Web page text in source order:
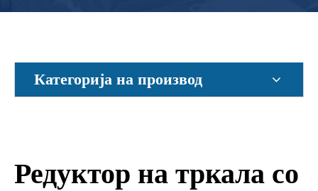
Категорија на производ
Редуктор на тркала со